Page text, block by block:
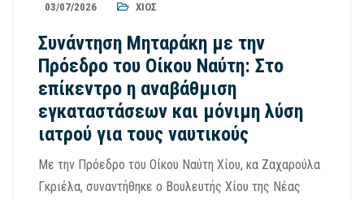
03/07/2026 ΧΊΟΣ
Συνάντηση Μηταράκη με την
Πρόεδρο του Οίκου Ναύτη: Στο
επίκεντρο η αναβάθμιση
εγκαταστάσεων και μόνιμη λύση
ιατρού για τους ναυτικούς
Με την Πρόεδρο του Οίκου Ναύτη Χίου, κα Ζαχαρούλα
Γκριέλα, συναντήθηκε ο Βουλευτής Χίου της Νέας